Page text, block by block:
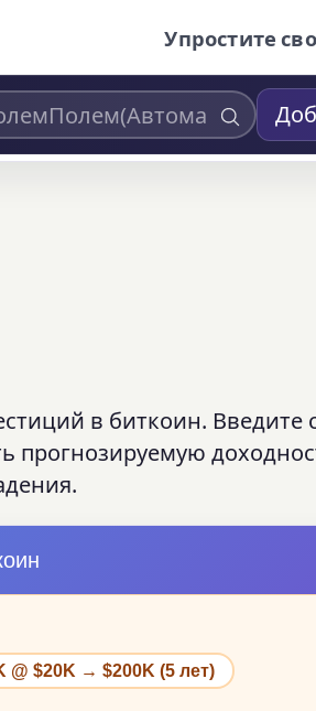
Упростите
в биткоин. Введите
прогнозируемую
@ $20K → $200K (5 лет)